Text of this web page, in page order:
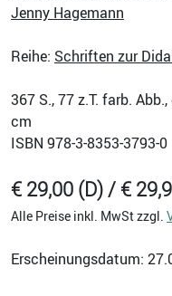
Jenny Hagemann
Reihe: Schriften zur
367 S., 77 z.T. farb.
cm
ISBN 978-3-8353-3793-0
€ 29,00 (D) / €
Alle Preise inkl. MwSt zzgl.
Erscheinungsdatum: